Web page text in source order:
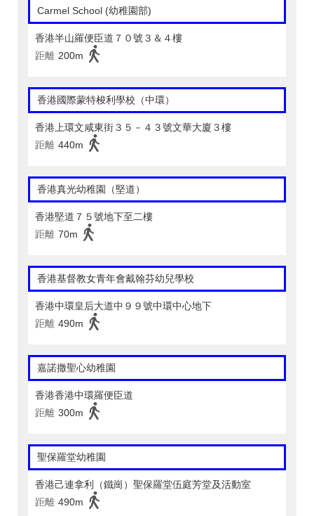
Carmel School (幼稚園部)
香港半山羅便臣道７０號３＆４樓
距離 200m
香港國際蒙特梭利學校（中環）
香港上環文咸東街３５－４３號文華大廈３樓
距離 440m
香港真光幼稚園（堅道）
香港堅道７５號地下至二樓
距離 70m
香港基督教女青年會戴翰芬幼兒學校
香港中環皇后大道中９９號中環中心地下
距離 490m
嘉諾撒聖心幼稚園
香港香港中環羅便臣道
距離 300m
聖保羅堂幼稚園
香港己連拿利（鐵崗）聖保羅堂伍庭芳堂及活動室
距離 490m